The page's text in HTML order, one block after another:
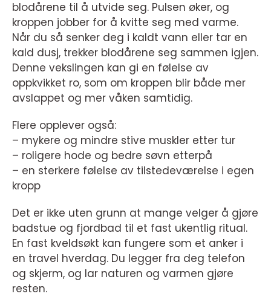
blodårene til å utvide seg. Pulsen øker, og
kroppen jobber for å kvitte seg med varme.
Når du så senker deg i kaldt vann eller tar en
kald dusj, trekker blodårene seg sammen igjen.
Denne vekslingen kan gi en følelse av
oppkvikket ro, som om kroppen blir både mer
avslappet og mer våken samtidig.
Flere opplever også:
– mykere og mindre stive muskler etter tur
– roligere hode og bedre søvn etterpå
– en sterkere følelse av tilstedeværelse i egen
kropp
Det er ikke uten grunn at mange velger å gjøre
badstue og fjordbad til et fast ukentlig ritual.
En fast kveldsøkt kan fungere som et anker i
en travel hverdag. Du legger fra deg telefon
og skjerm, og lar naturen og varmen gjøre
resten.